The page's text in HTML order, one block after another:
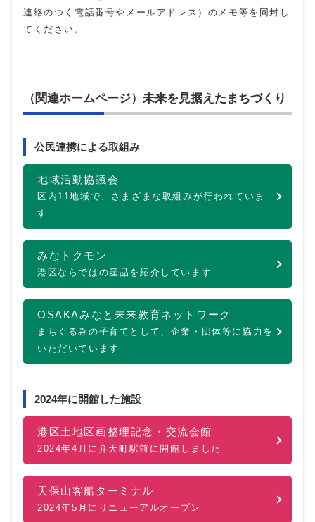
連絡のつく電話番号やメールアドレス）のメモ等を同封し
てください。
（関連ホームページ）未来を見据えたまちづくり
公民連携による取組み
地域活動協議会
区内11地域で、さまざまな取組みが行われていま
す
みなトクモン
港区ならではの産品を紹介しています
OSAKAみなと未来教育ネットワーク
まちぐるみの子育てとして、企業・団体等に協力を
いただいています
2024年に開館した施設
港区土地区画整理記念・交流会館
2024年4月に弁天町駅前に開館しました
天保山客船ターミナル
2024年5月にリニューアルオープン